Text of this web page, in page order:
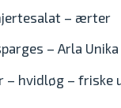
– ærter
– Arla
– hvidløg – friske